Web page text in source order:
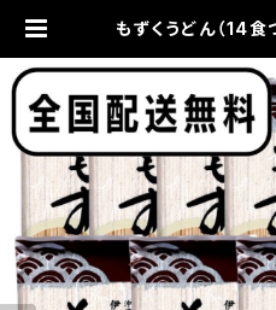
もずくうどん（14